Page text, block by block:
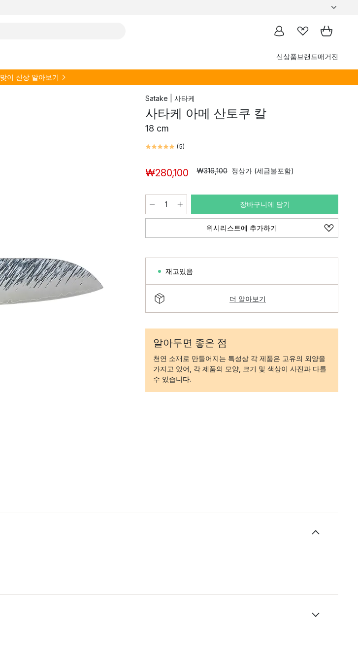
신상품브랜드매거진
맞이 신상 알아보기
Satake | 사타케
사타케 아메 산토쿠 칼
18 cm
(5)
₩280,100 ₩316,100 정상가 (세금불포함)
장바구니에 담기
위시리스트에 추가하기
재고있음
더 알아보기
알아두면 좋은 점
천연 소재로 만들어지는 특성상 각 제품은 고유의 외양을
가지고 있어, 각 제품의 모양, 크기 및 색상이 사진과 다를
수 있습니다.